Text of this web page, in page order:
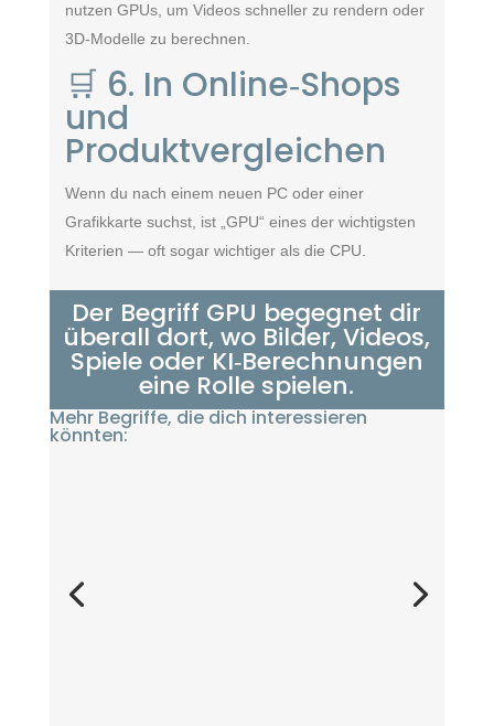
nutzen GPUs, um Videos schneller zu rendern oder
3D‑Modelle zu berechnen.
🛒 6. In Online‑Shops
und
Produktvergleichen
Wenn du nach einem neuen PC oder einer
Grafikkarte suchst, ist „GPU“ eines der wichtigsten
Kriterien — oft sogar wichtiger als die CPU.
Der Begriff GPU begegnet dir
überall dort, wo Bilder, Videos,
Spiele oder KI‑Berechnungen
eine Rolle spielen.
Mehr Begriffe, die dich interessieren
könnten: